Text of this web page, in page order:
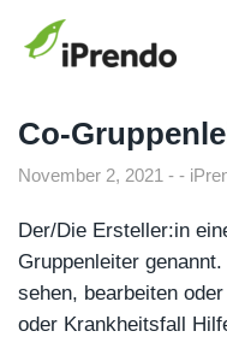
Co-
November 2, 2021
Der/Die Ersteller:in
Gruppenleiter
sehen, bearbeiten
oder Krankheitsfall